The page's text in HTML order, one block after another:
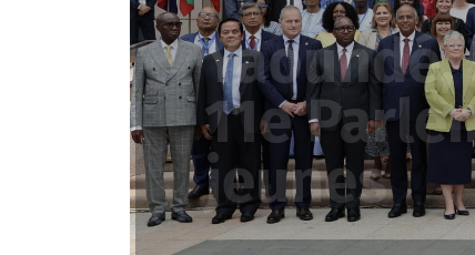
Réunion
affaires
et
2026)